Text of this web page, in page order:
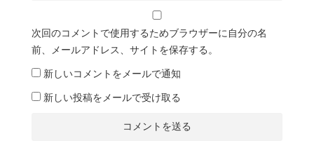
次回のコメントで使用するためブラウザーに自分の名
前、メールアドレス、サイトを保存する。
新しいコメントをメールで通知
新しい投稿をメールで受け取る